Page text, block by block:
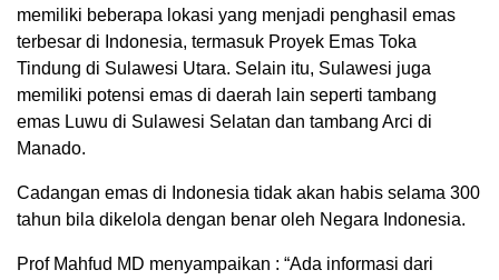
memiliki beberapa lokasi yang menjadi penghasil emas
terbesar di Indonesia, termasuk Proyek Emas Toka
Tindung di Sulawesi Utara. Selain itu, Sulawesi juga
memiliki potensi emas di daerah lain seperti tambang
emas Luwu di Sulawesi Selatan dan tambang Arci di
Manado.
Cadangan emas di Indonesia tidak akan habis selama 300
tahun bila dikelola dengan benar oleh Negara Indonesia.
Prof Mahfud MD menyampaikan : “Ada informasi dari